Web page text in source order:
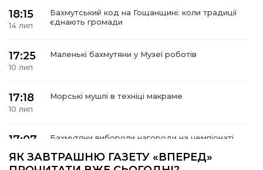
політика
місія
18:15
14 лип
Бахмутський код на Гощанщині: коли традиції
єднають громади
17:25
10 лип
Маленькі бахмутяни у Музеї роботів
17:18
10 лип
Морські мушлі в техніці макраме
17:07
Бахмутяни вибороли нагороди на чемпіонаті
ЯК ЗАВТРАШНЮ ГАЗЕТУ «ВПЕРЕД»